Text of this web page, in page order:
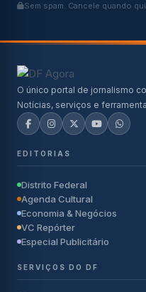
Sem spam. Cancele quando
O único portal de jornalismo
Notícias, serviços e
EDITORIAS
Distrito Federal
Agenda Cultural
Economia & Negócios
VC Repórter
Especial Publicitário
SERVIÇOS DO DF